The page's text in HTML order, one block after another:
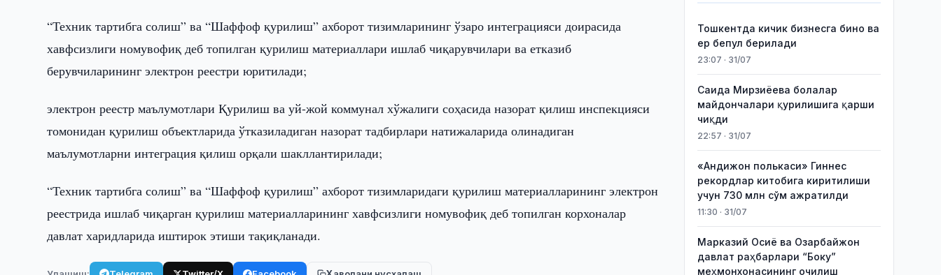
“Техник тартибга солиш” ва “Шаффоф қурилиш” ахборот тизимларининг ўзаро интеграцияси доирасида
хавфсизлиги номувофиқ деб топилган қурилиш материаллари ишлаб чиқарувчилари ва етказиб
берувчиларининг электрон реестри юритилади;
электрон реестр маълумотлари Қурилиш ва уй-жой коммунал хўжалиги соҳасида назорат қилиш инспекцияси
томонидан қурилиш объектларида ўтказиладиган назорат тадбирлари натижаларида олинадиган
маълумотларни интеграция қилиш орқали шакллантирилади;
“Техник тартибга солиш” ва “Шаффоф қурилиш” ахборот тизимларидаги қурилиш материалларининг электрон
реестрида ишлаб чиқарган қурилиш материалларининг хавфсизлиги номувофиқ деб топилган корхоналар
давлат харидларида иштирок этиши тақиқланади.
Тошкентда кичик бизнесга бино ва
ер бепул берилади
23:07 · 31/07
Саида Мирзиёева болалар
майдончалари қурилишига қарши
чиқди
22:57 · 31/07
«Андижон полькаси» Гиннес
рекордлар китобига киритилиши
учун 730 млн сўм ажратилди
11:30 · 31/07
Марказий Осиё ва Озарбайжон
давлат раҳбарлари “Боку”
меҳмонхонасининг очилиш